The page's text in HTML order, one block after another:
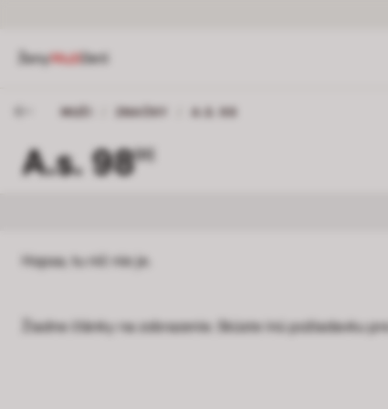
ŽenyMužiDeti
MUŽI ZNAČKY
A.s. 98[0]
Hopsa, tu nič nie je.
Žiadne články na zobrazenie. Skúste inú požiadavku